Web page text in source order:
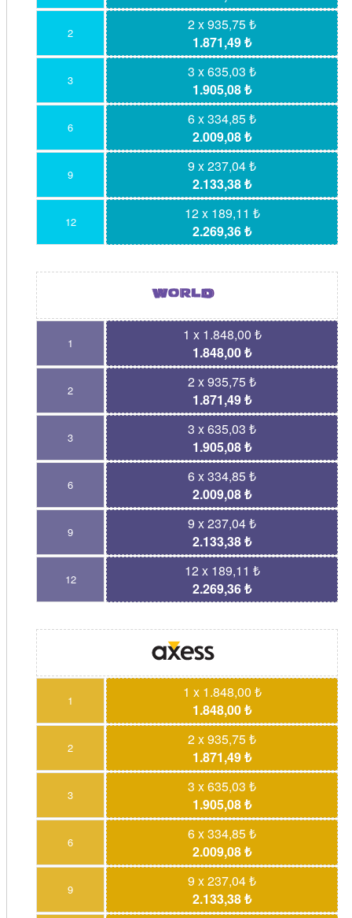
2
2 x 935,75 ₺
1.871,49 ₺
3
3 x 635,03 ₺
1.905,08 ₺
6
6 x 334,85 ₺
2.009,08 ₺
9
9 x 237,04 ₺
2.133,38 ₺
12
12 x 189,11 ₺
2.269,36 ₺
1
1 x 1.848,00 ₺
1.848,00 ₺
2
2 x 935,75 ₺
1.871,49 ₺
3
3 x 635,03 ₺
1.905,08 ₺
6
6 x 334,85 ₺
2.009,08 ₺
9
9 x 237,04 ₺
2.133,38 ₺
12
12 x 189,11 ₺
2.269,36 ₺
1
1 x 1.848,00 ₺
1.848,00 ₺
2
2 x 935,75 ₺
1.871,49 ₺
3
3 x 635,03 ₺
1.905,08 ₺
6
6 x 334,85 ₺
2.009,08 ₺
9
9 x 237,04 ₺
2.133,38 ₺